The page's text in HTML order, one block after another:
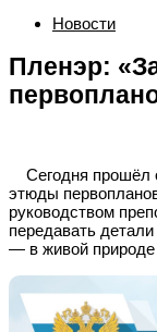
Новости
Пленэр:
Сегодня прошёл
этюды
руководством
передавать
— в живой природе